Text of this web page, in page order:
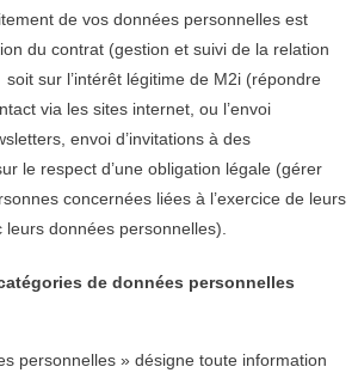
de vos données personnelles est
du contrat (gestion et suivi de la relation
sur l’intérêt légitime de M2i (répondre
via les sites internet, ou l’envoi
envoi d’invitations à des
le respect d’une obligation légale (gérer
concernées liées à l’exercice de leurs
données personnelles).
de données personnelles
personnelles » désigne toute information